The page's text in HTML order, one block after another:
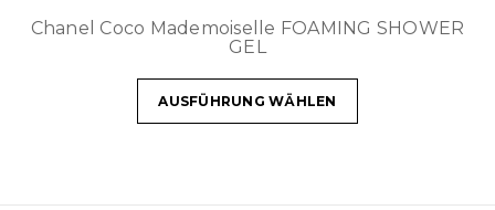
Chanel Coco Mademoiselle FOAMING SHOWER
GEL
AUSFÜHRUNG WÄHLEN